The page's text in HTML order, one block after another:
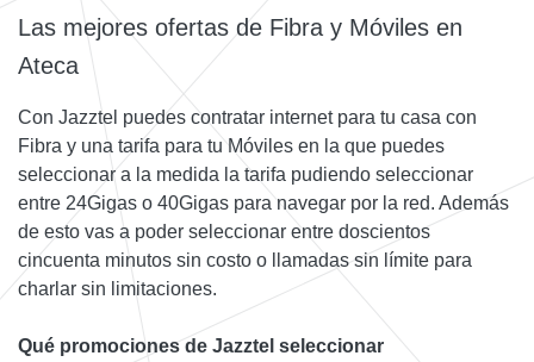
Las mejores ofertas de Fibra y Móviles en
Ateca
Con Jazztel puedes contratar internet para tu casa con
Fibra y una tarifa para tu Móviles en la que puedes
seleccionar a la medida la tarifa pudiendo seleccionar
entre 24Gigas o 40Gigas para navegar por la red. Además
de esto vas a poder seleccionar entre doscientos
cincuenta minutos sin costo o llamadas sin límite para
charlar sin limitaciones.
Qué promociones de Jazztel seleccionar